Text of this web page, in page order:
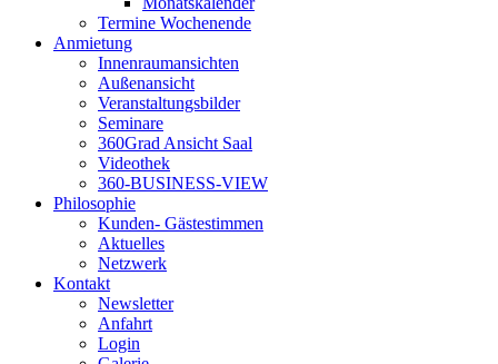
Termine Wochenende
Anmietung
Innenraumansichten
Außenansicht
Veranstaltungsbilder
Seminare
360Grad Ansicht Saal
Videothek
360-BUSINESS-VIEW
Philosophie
Kunden- Gästestimmen
Aktuelles
Netzwerk
Kontakt
Newsletter
Anfahrt
Login